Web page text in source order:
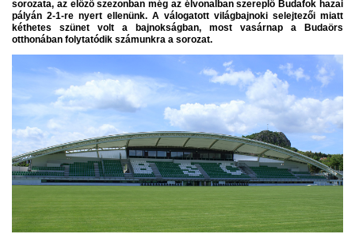
sorozata, az előző szezonban még az élvonalban szereplő Budafok hazai
pályán 2-1-re nyert ellenünk. A válogatott világbajnoki selejtezői miatt
kéthetes szünet volt a bajnokságban, most vasárnap a Budaörs
otthonában folytatódik számunkra a sorozat.